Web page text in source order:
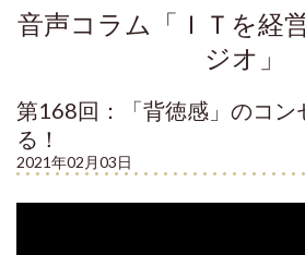
音声コラム「ＩＴを経
ジオ」
第168回：「背徳感」のコン
る！
2021年02月03日